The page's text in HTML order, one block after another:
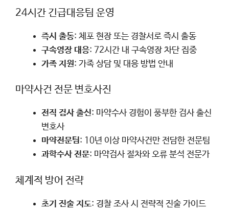
24시간 긴급대응팀 운영
즉시 출동: 체포 현장 또는 경찰서로 즉시 출동
구속영장 대응: 72시간 내 구속영장 차단 집중
가족 지원: 가족 상담 및 대응 방법 안내
마약사건 전문 변호사진
전직 검사 출신: 마약수사 경험이 풍부한 검사 출신
변호사
마약전문팀 : 10년 이상 마약사건만 전담한 전문팀
과학수사 전문: 마약검사 절차와 오류 분석 전문가
체계적 방어 전략
초기 진술 지도: 경찰 조사 시 전략적 진술 가이드